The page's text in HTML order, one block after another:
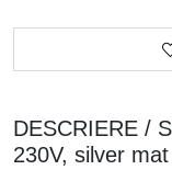
DESCRIERE /
230V, silver